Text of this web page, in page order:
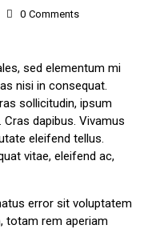
0 Comments
sed elementum mi
nisi in consequat.
sollicitudin, ipsum
dapibus. Vivamus
eleifend tellus.
vitae, eleifend ac,
error sit voluptatem
totam rem aperiam